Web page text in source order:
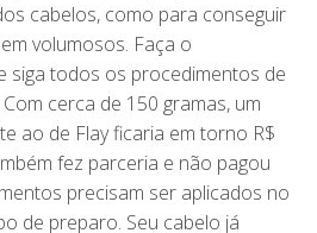
cabelos, como para conseguir
volumosos. Faça o
siga todos os procedimentos de
cerca de 150 gramas, um
ao de Flay ficaria em torno R$
fez parceria e não pagou
precisam ser aplicados no
de preparo. Seu cabelo já